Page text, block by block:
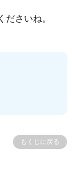
さいね。
もくじに戻る